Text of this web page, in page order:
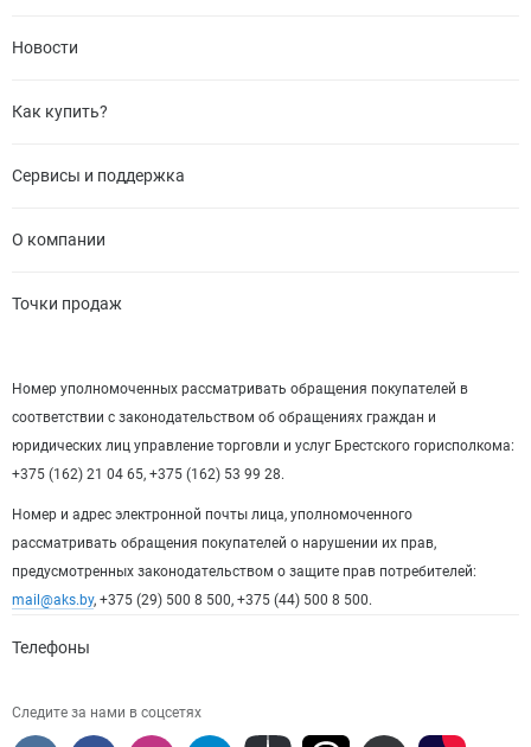
Новости
Как купить?
Сервисы и поддержка
О компании
Точки продаж
Номер уполномоченных рассматривать обращения покупателей в
соответствии с законодательством об обращениях граждан и
юридических лиц управление торговли и услуг Брестского горисполкома:
+375 (162) 21 04 65, +375 (162) 53 99 28.
Номер и адрес электронной почты лица, уполномоченного
рассматривать обращения покупателей о нарушении их прав,
предусмотренных законодательством о защите прав потребителей:
mail@aks.by, +375 (29) 500 8 500, +375 (44) 500 8 500.
Телефоны
Следите за нами в соцсетях